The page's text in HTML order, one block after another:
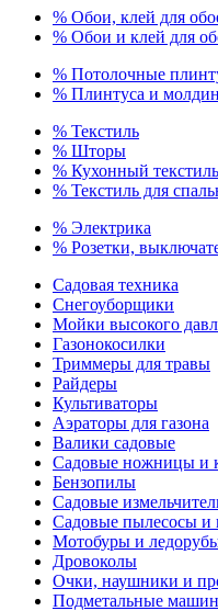
% Обои, клей для
% Обои и клей для
% Потолочные
% Плинтуса и
% Текстиль
% Шторы
% Кухонный текстиль
% Текстиль для
% Электрика
% Розетки,
Садовая техника
Снегоуборщики
Мойки высокого
Газонокосилки
Триммеры для травы
Райдеры
Культиваторы
Аэраторы для газона
Валики садовые
Садовые ножницы и
Бензопилы
Садовые
Садовые пылесосы и
Мотобуры и
Дровоколы
Очки, наушники и
Подметальные